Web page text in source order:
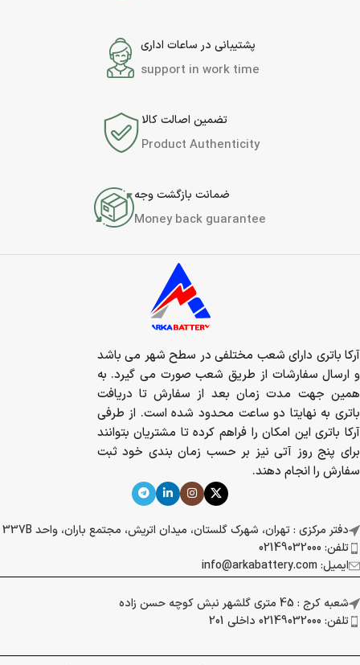
پشتیبانی در ساعات اداری
support in work time
تضمین اصالت کالا
Product Authenticity
ضمانت بازگشت وجه
Money back guarantee
آرکا باتری دارای شعب مختلفی در سطح شهر می باشد
و ارسال سفارشات از طریق شعب صورت می گیرد. به
همین جهت مدت زمان بعد از سفارش تا دریافت
باتری به نهایتا دو ساعت محدود شده است. از طرفی
آرکا باتری این امکان را فراهم کرده تا مشتریان بتوانند
برای پنج روز آتی نیز بر حسب زمان بندی خود ثبت
سفارش را انجام دهند.
دفتر مرکزی : تهران، شهرک گلستان، میدان اتریش، مجتمع باران، واحد 337B
تلفن: 02149032000
ایمیل: info@arkabattery.com
شعبه کرج : 45 متری گلشهر نبش کوچه حسن زاده
تلفن: 02149032000 داخلی 201